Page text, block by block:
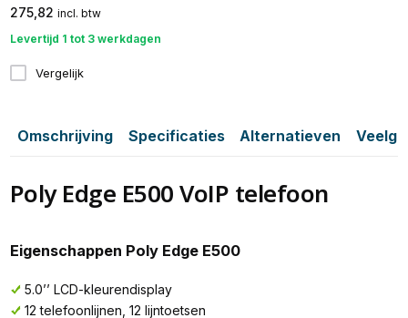
275,82 incl. btw
Levertijd 1 tot 3 werkdagen
Vergelijk
Omschrijving Specificaties Alternatieven
Poly Edge E500 VoIP telefoon
Eigenschappen Poly Edge E500
5.0’’ LCD-kleurendisplay
12 telefoonlijnen, 12 lijntoetsen